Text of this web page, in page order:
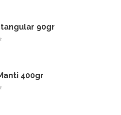
90gr
400gr